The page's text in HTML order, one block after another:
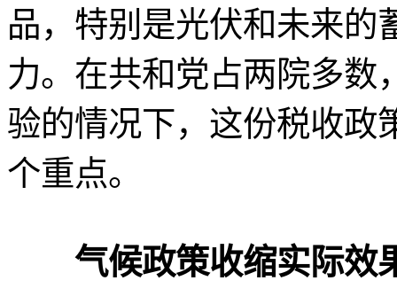
品，特别是光伏和未来的
力。在共和党占两院多数
验的情况下，这份税收政
个重点。
气候政策收缩实际效